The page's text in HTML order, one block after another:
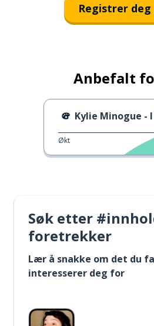
Registrer
Anbefalt
Kylie Minogue - I Can't Get
Økt
Søk etter
foretrekker
Lær å snakke om det du
interesserer deg for